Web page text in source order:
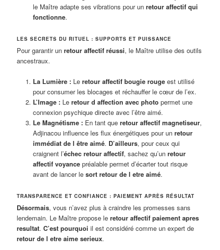
le Maître adapte ses vibrations pour un retour affectif qui
fonctionne.
LES SECRETS DU RITUEL : SUPPORTS ET PUISSANCE
Pour garantir unretour affectif réussi, le Maître utilise des outils
ancestraux.
La Lumière :Le retour affectif bougie rougeest utilisé
pour consumer les blocages et réchauffer le cœur de l’ex.
L’Image :Le retour d affection avec photopermet une
connexion psychique directe avec l’être aimé.
Le Magnétisme :En tant que retour affectif magnetiseur,
Adjinacou influence les flux énergétiques pour un retour
immédiat de l être aimé. D’ailleurs, pour ceux qui
craignent l’échec retour affectif, sachez qu’un retour
affectif voyancepréalable permet d’écarter tout risque
avant de lancer le sort retour de l etre aimé.
TRANSPARENCE ET CONFIANCE : PAIEMENT APRÈS RÉSULTAT
Désormais, vous n’avez plus à craindre les promesses sans
lendemain. Le Maître propose leretour affectif paiement apres
resultat.C’est pourquoi il est considéré comme un expert de
retour de l etre aime serieux.